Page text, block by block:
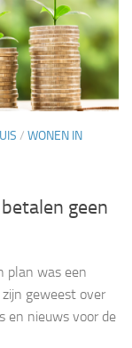
/ WONEN IN
geen
plan was een
geweest over
en nieuws voor de